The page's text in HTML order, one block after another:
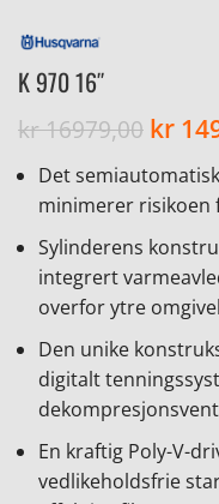
K 970 16″
kr16979,00 kr
Det
minimerer risikoen
Sylinderens
integrert
overfor ytre
Den unike
digitalt
En kraftig Poly-V-
vedlikeholdsfrie